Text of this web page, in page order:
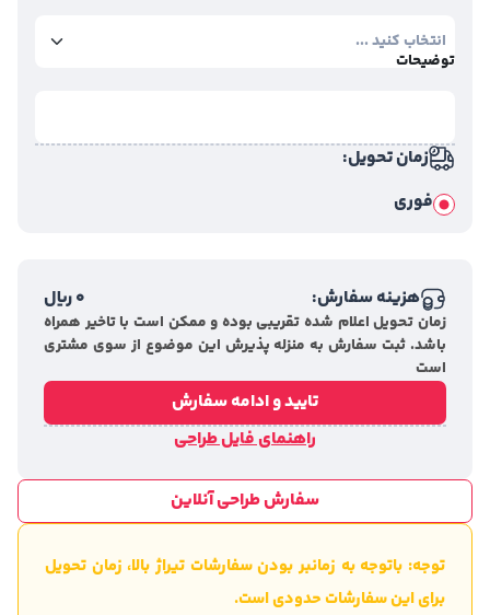
توضیحات
زمان تحویل:
فوری
هزینه سفارش: 0ریال
زمان تحویل اعلام شده تقریبی بوده و ممکن است با تاخیر همراه
باشد. ثبت سفارش به منزله پذیرش این موضوع از سوی مشتری
است
تایید و ادامه سفارش
راهنمای فایل طراحی
سفارش طراحی آنلاین
توجه: باتوجه به زمانبر بودن سفارشات تیراژ بالا، زمان تحویل
برای این سفارشات حدودی است.